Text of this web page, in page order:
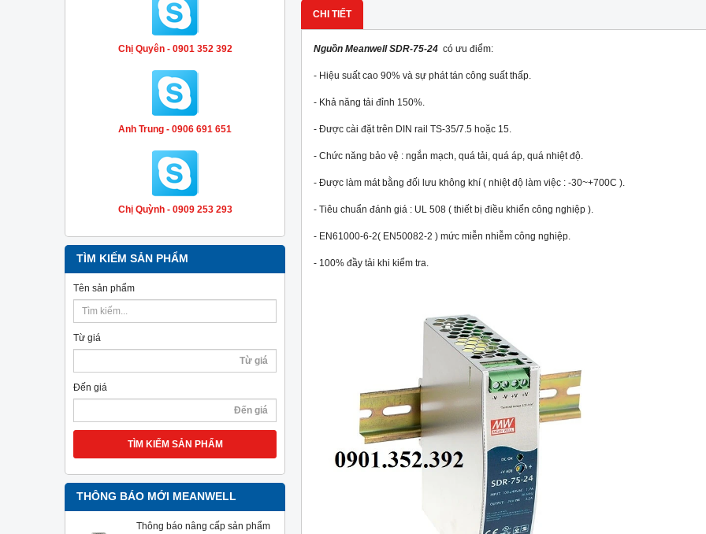
Chị Quyên - 0901 352 392
Anh Trung - 0906 691 651
Chị Quỳnh - 0909 253 293
TÌM KIẾM SẢN PHẨM
Tên sản phẩm
Từ giá
Đến giá
TÌM KIẾM SẢN PHẨM
THÔNG BÁO MỚI MEANWELL
Thông báo nâng cấp sản phẩm
CHI TIẾT
Nguồn Meanwell SDR-75-24 có ưu điểm:
- Hiệu suất cao 90% và sự phát tán công suất thấp.
- Khả năng tải đỉnh 150%.
- Được cài đặt trên DIN rail TS-35/7.5 hoặc 15.
- Chức năng bảo vệ : ngắn mạch, quá tải, quá áp, quá nhiệt độ.
- Được làm mát bằng đối lưu không khí ( nhiệt độ làm việc : -30~+700C ).
- Tiêu chuẩn đánh giá : UL 508 ( thiết bị điều khiển công nghiệp ).
- EN61000-6-2( EN50082-2 ) mức miễn nhiễm công nghiệp.
- 100% đầy tải khi kiểm tra.